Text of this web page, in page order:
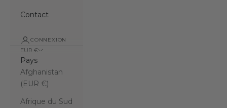
Contact
CONNEXION
EUR €
Pays
Afghanistan
(EUR €)
Afrique du Sud